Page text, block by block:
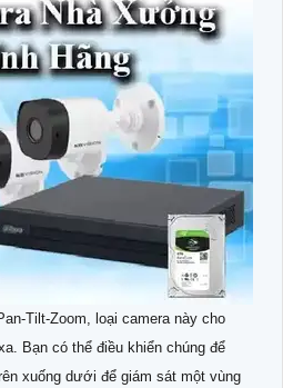
Tilt-Zoom, loại camera này cho
Bạn có thể điều khiển chúng để
xuống dưới để giám sát một vùng